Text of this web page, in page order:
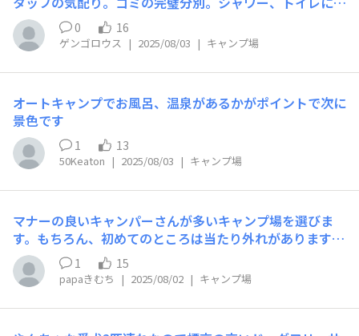
して清掃が行き届いて居ること。セキュリティが万全なこ
と。環境配慮型洗剤が整えられて居ること。冬季はAC 付
きが必須。 ②ポイントの補足説明を記載 最近の自然界の
動向として、野猿や熊の出没が懸念される状況が諸キャン
しいです。サイトは区画、フリー共にオーケーです。た
だ、ゆとりの有るサイト設営が可能なキャンプ場を求めま
す。後は手持ちぶさたも困るので、適当なアクティビティ
が欲しいです。 ③投稿 少し遠い？ですが、公営できちん
有りません。日本一の清流の名を受けた事のある銚子川畔
や林間、そしてコテージも選べます。川の下流側数百mに
高速道路が通って居ますが、走行音は気になりません。キ
ャンプ場上流直ぐに頭首工が有って、その上流は湖面のよ
うな場所なので、ウオーター系もアクティビティが楽しめ
ます。また事務所には紀州の木材を使った木工品のキット
0 16
ゲンゴロウス | 2025/08/03 | キャンプ場
オートキャンプでお風呂、温泉があるかがポイントで次に
景色です
1 13
50Keaton | 2025/08/03 | キャンプ場
マナーの良いキャンパーさんが多いキャンプ場を選びま
す。もちろん、初めてのところは当たり外れがあります
が、行ってみて嫌なイメージの所はあまり行きたくなくな
ります。 やすらぎの里では、マナーの良くないキャンパ
ーさんに会ったことがありません。施設を丁寧に使う、決
められたサイレントタイムを守る、お互いのサイトに過干
1 15
papaきむち | 2025/08/02 | キャンプ場